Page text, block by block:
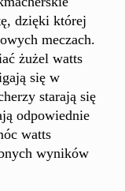
dzięki której
meczach.
żużel watts
się w
starają się
odpowiednie
watts
wyników